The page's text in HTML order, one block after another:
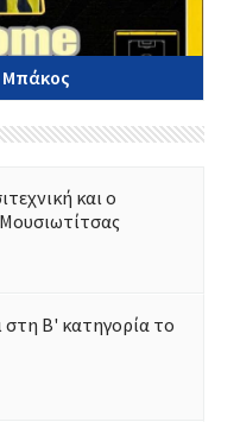
Μπάκος
και ο
στη Β' κατηγορία το